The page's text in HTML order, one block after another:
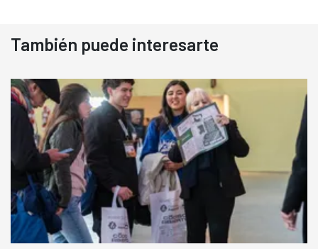
También puede interesarte